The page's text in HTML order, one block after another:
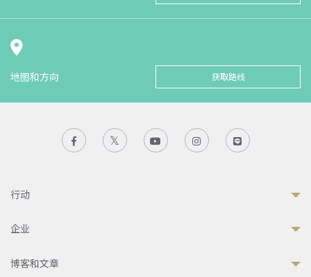
地图和方向 获取路线
行动
企业
博客和文章